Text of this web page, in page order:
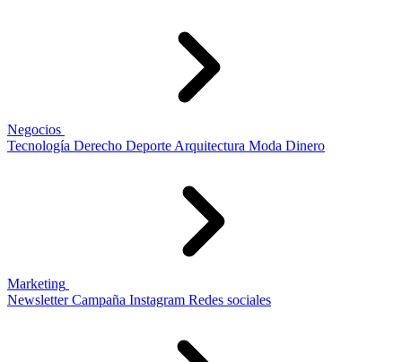
Negocios
Tecnología Derecho Deporte Arquitectura Moda Dinero
Marketing
Newsletter Campaña Instagram Redes sociales